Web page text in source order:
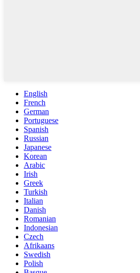
English
French
German
Portuguese
Spanish
Russian
Japanese
Korean
Arabic
Irish
Greek
Turkish
Italian
Danish
Romanian
Indonesian
Czech
Afrikaans
Swedish
Polish